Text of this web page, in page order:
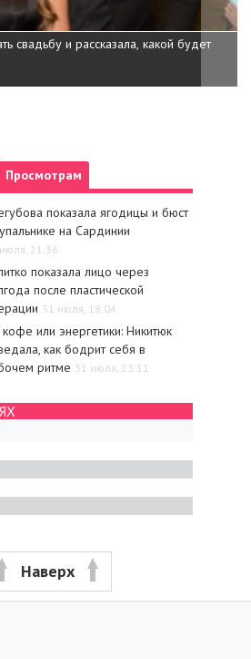
свадьбу и рассказала, какой будет
Просмотрам
показала ягодицы и бюст
на Сардинии
21:36
показала лицо через
после пластической
31 июля, 18:04
или энергетики: Никитюк
как бодрит себя в
ритме 31 июля, 23:11
Наверх